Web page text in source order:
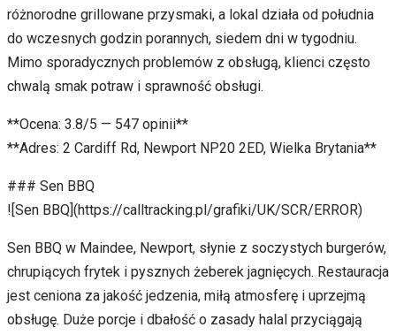
różnorodne grillowane przysmaki, a lokal działa od południa
do wczesnych godzin porannych, siedem dni w tygodniu.
Mimo sporadycznych problemów z obsługą, klienci często
chwalą smak potraw i sprawność obsługi.
**Ocena: 3.8/5 — 547 opinii**
**Adres: 2 Cardiff Rd, Newport NP20 2ED, Wielka Brytania**
### Sen BBQ
![Sen BBQ](https://calltracking.pl/grafiki/UK/SCR/ERROR)
Sen BBQ w Maindee, Newport, słynie z soczystych burgerów,
chrupiących frytek i pysznych żeberek jagnięcych. Restauracja
jest ceniona za jakość jedzenia, miłą atmosferę i uprzejmą
obsługę. Duże porcje i dbałość o zasady halal przyciągają